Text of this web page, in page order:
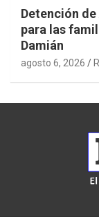
Detención
para las
Damián
agosto 6, 2026